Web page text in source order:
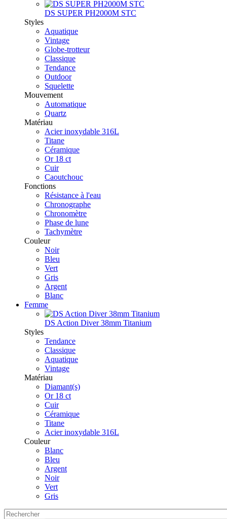
DS SUPER PH2000M STC
Styles
Aquatique
Vintage
Globe-trotteur
Classique
Tendance
Outdoor
Squelette
Mouvement
Automatique
Quartz
Matériau
Acier inoxydable 316L
Titane
Céramique
Or 18 ct
Cuir
Caoutchouc
Fonctions
Résistance à l'eau
Chronographe
Chronomètre
Phase de lune
Tachymètre
Couleur
Noir
Bleu
Vert
Gris
Argent
Blanc
Femme
DS Action Diver 38mm Titanium
Styles
Tendance
Classique
Aquatique
Vintage
Matériau
Diamant(s)
Or 18 ct
Cuir
Céramique
Titane
Acier inoxydable 316L
Couleur
Blanc
Bleu
Argent
Noir
Vert
Gris